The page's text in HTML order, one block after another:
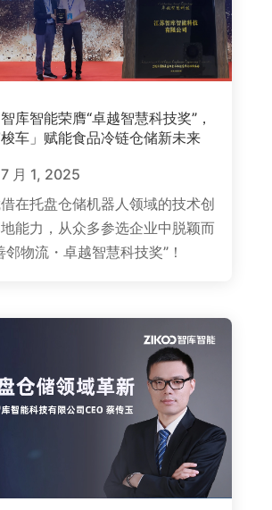
库智能荣膺“卓越智慧科技奖”，
车」赋能食品冷链仓储新未来
7 月 1, 2025
在托盘仓储机器人领域的技术创
能力，从众多参选企业中脱颖而
邻物流・卓越智慧科技奖”！